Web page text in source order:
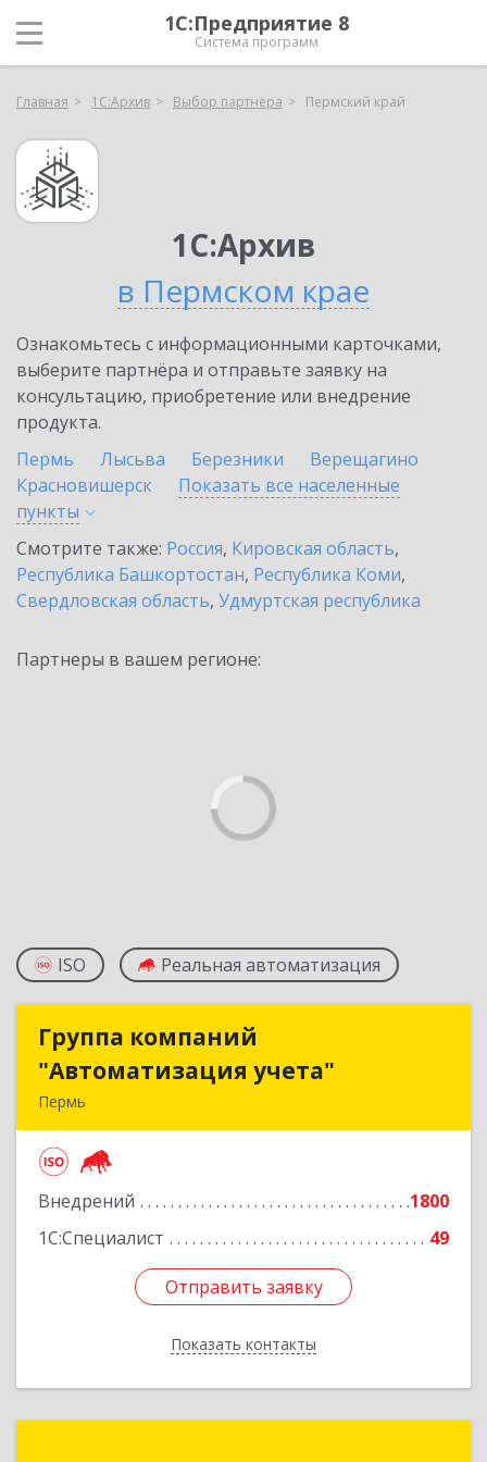
1С:Предприятие 8
Система программ
Главная 1С:Архив Выбор партнёра Пермский край
1С:Архив
в Пермском крае
Ознакомьтесь с информационными карточками,
выберите партнёра и отправьте заявку на
консультацию, приобретение или внедрение
продукта.
Пермь
Лысьва Березники
Верещагино
Красновишерск
Показать все населенные
пункты
Смотрите также: Россия, Кировская область,
Республика Башкортостан, Республика Коми,
Свердловская область, Удмуртская республика
Партнеры в вашем регионе:
ISO Реальная автоматизация
Группа компаний
"Автоматизация учета"
Пермь
Внедрений
1800
1С:Специалист
49
Отправить заявку
Показать контакты
Группа компаний
"Автоматизация учета"
Подробнее
Отправить заявку
Назад